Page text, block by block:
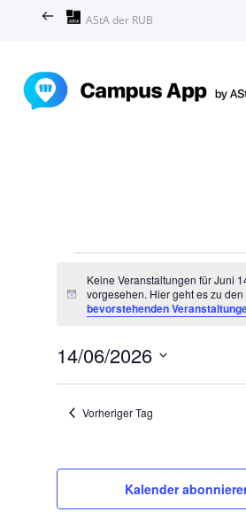
AStA der RUB
für
Juni
14,
2026
Hinweis
Keine Veranstaltungen für Juni
vorgesehen. Hier geht es zu den
bevorstehenden
14/06/2026
Vorheriger Tag
Kalender